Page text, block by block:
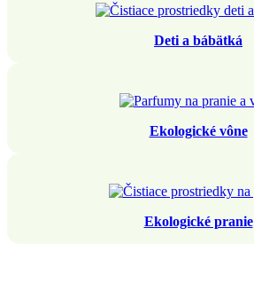
Deti a bábätká
Ekologické vône
Ekologické pranie